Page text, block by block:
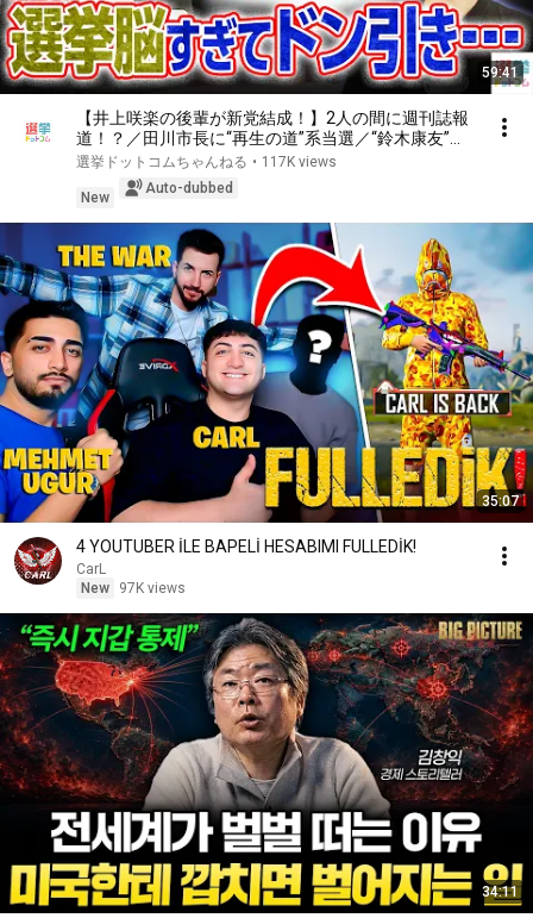
59:41
【井上咲楽の後輩が新党結成！】2人の間に週刊誌報
道！？／田川市長に“再生の道”系当選／“鈴木康友”氏
が事務所侵入で辞職願【井上咲楽×山本期日前】｜選
挙ドットコムちゃんねる
選挙ドットコムちゃんねる • 117K views
New
Auto-dubbed
35:07
4 YOUTUBER İLE BAPELİ HESABIMI FULLEDİK!
CarL
New
97K views
34:11